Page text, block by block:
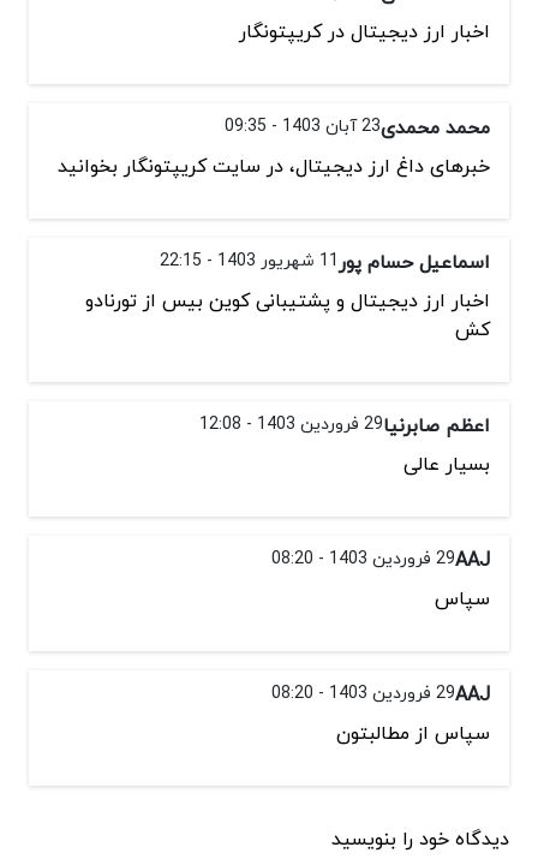
اخبار ارز دیجیتال در کریپتونگار
محمد محمدی23 آبان 1403 - 09:35
خبرهای داغ ارز دیجیتال، در سایت کریپتونگار بخوانید
اسماعیل حسام پور11 شهریور 1403 - 22:15
اخبار ارز دیجیتال و پشتیبانی کوین بیس از تورنادو
کش
اعظم صابرنیا29 فروردین 1403 - 12:08
بسیار عالی
AAJ29 فروردین 1403 - 08:20
سپاس
AAJ29 فروردین 1403 - 08:20
سپاس از مطالبتون
دیدگاه خود را بنویسید